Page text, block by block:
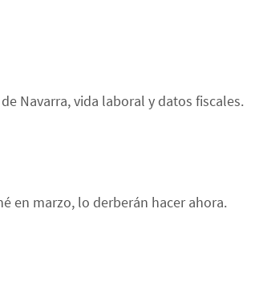
Navarra, vida laboral y datos fiscales.
en marzo, lo derberán hacer ahora.